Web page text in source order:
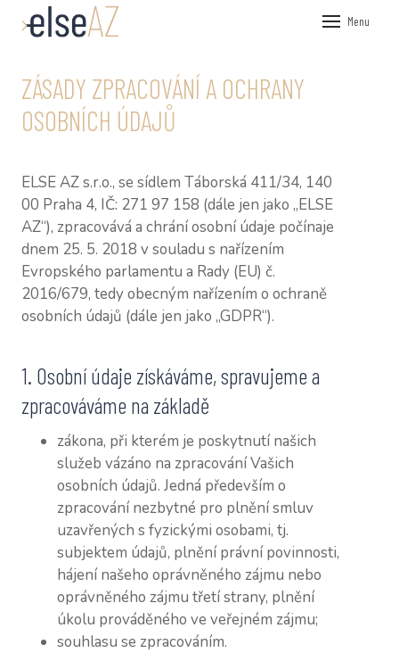
Menu
ZÁSADY ZPRACOVÁNÍ A OCHRANY
OSOBNÍCH ÚDAJŮ
ELSE AZ s.r.o., se sídlem Táborská 411/34, 140
00 Praha 4, IČ: 271 97 158 (dále jen jako „ELSE
AZ“), zpracovává a chrání osobní údaje počínaje
dnem 25. 5. 2018 v souladu s nařízením
Evropského parlamentu a Rady (EU) č.
2016/679, tedy obecným nařízením o ochraně
osobních údajů (dále jen jako „GDPR“).
1. Osobní údaje získáváme, spravujeme a
zpracováváme na základě
zákona, při kterém je poskytnutí našich
služeb vázáno na zpracování Vašich
osobních údajů. Jedná především o
zpracování nezbytné pro plnění smluv
uzavřených s fyzickými osobami, tj.
subjektem údajů, plnění právní povinnosti,
hájení našeho oprávněného zájmu nebo
oprávněného zájmu třetí strany, plnění
úkolu prováděného ve veřejném zájmu;
souhlasu se zpracováním.